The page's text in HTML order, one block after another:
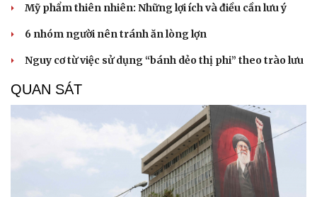
Mỹ phẩm thiên nhiên: Những lợi ích và điều cần lưu ý
6 nhóm người nên tránh ăn lòng lợn
Nguy cơ từ việc sử dụng “bánh dẻo thị phi” theo trào lưu
QUAN SÁT